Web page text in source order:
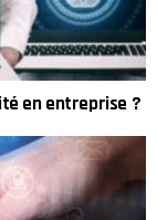
en entreprise ?